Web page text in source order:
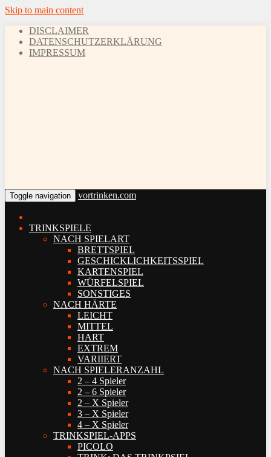
Skip to main content
DISCLAIMER
DATENSCHUTZERKLÄRUNG
IMPRESSUM
Toggle navigation vortrinken.com
TRINKSPIELE
NACH SPIELART
BRETTSPIEL
GESCHICKLICHKEITSSPIEL
KARTENSPIEL
WÜRFELSPIEL
SONSTIGES
NACH HÄRTE
LEICHT
MITTEL
HART
EXTREM
VARIIERT
NACH SPIELERANZAHL
2 – 4 Spieler
2 – 6 Spieler
2 – X Spieler
3 – X Spieler
4 – X Spieler
TRINKSPIEL-APPS
PICOLO